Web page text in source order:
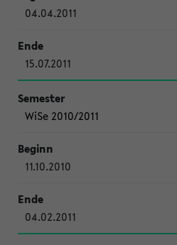
04.04.2011
15.07.2011
WiSe 2010/2011
11.10.2010
04.02.2011